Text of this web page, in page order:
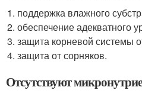
поддержка влажного
обеспечение адекватного
защита корневой системы
защита от сорняков.
Отсутствуют